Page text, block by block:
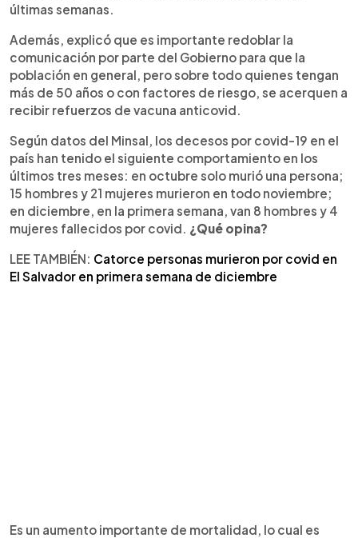
últimas semanas.
Además, explicó que es importante redoblar la
comunicación por parte del Gobierno para que la
población en general, pero sobre todo quienes tengan
más de 50 años o con factores de riesgo, se acerquen a
recibir refuerzos de vacuna anticovid.
Según datos del Minsal, los decesos por covid-19 en el
país han tenido el siguiente comportamiento en los
últimos tres meses: en octubre solo murió una persona;
15 hombres y 21 mujeres murieron en todo noviembre;
en diciembre, en la primera semana, van 8 hombres y 4
mujeres fallecidos por covid. ¿Qué opina?
LEE TAMBIÉN: Catorce personas murieron por covid en
El Salvador en primera semana de diciembre
Es un aumento importante de mortalidad, lo cual es